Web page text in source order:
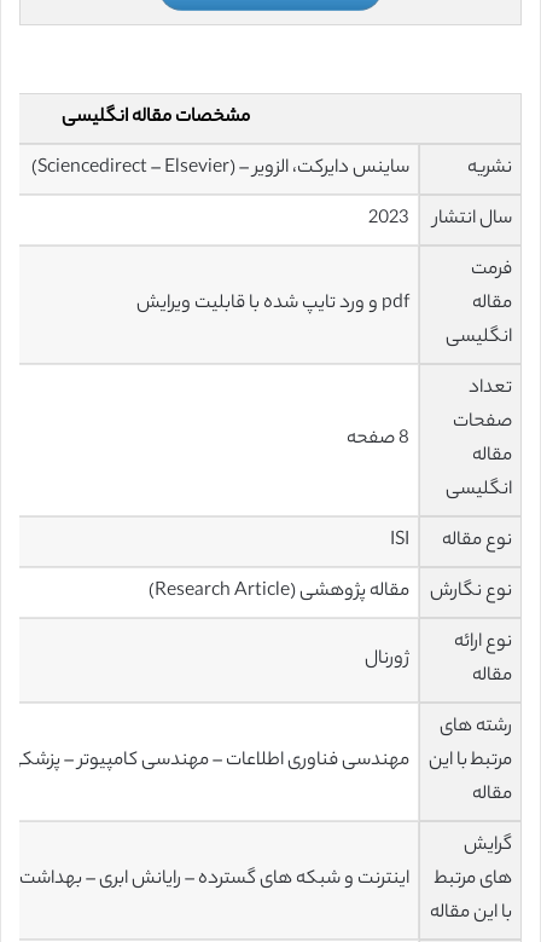
مشخصات مقاله انگلیسی
نشریه
ساینس دایرکت، الزویر – (Sciencedirect – Elsevier)
سال انتشار
2023
فرمت
مقاله
انگلیسی
pdf و ورد تایپ شده با قابلیت ویرایش
تعداد
صفحات
مقاله
انگلیسی
8 صفحه
نوع مقاله
ISI
نوع نگارش
مقاله پژوهشی (Research Article)
نوع ارائه
مقاله
ژورنال
رشته های
مرتبط با این
مقاله
مهندسی فناوری اطلاعات – مهندسی کامپیوتر – پزشکی
گرایش
های مرتبط
با این مقاله
اینترنت و شبکه های گسترده – رایانش ابری – بهداشت